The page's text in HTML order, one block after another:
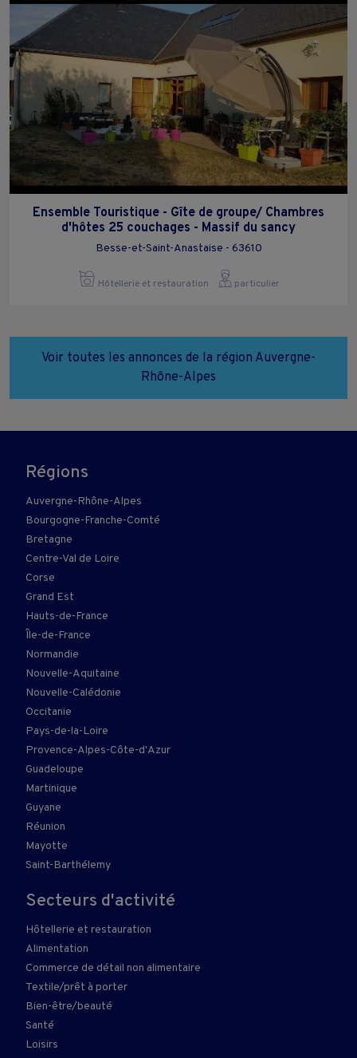
Ensemble Touristique - Gîte de groupe/ Chambres
d'hôtes 25 couchages - Massif du sancy
Besse-et-Saint-Anastaise - 63610
Hôtellerie et restauration particulier
Voir toutes les annonces de la région Auvergne-
Rhône-Alpes
Régions
Auvergne-Rhône-Alpes
Bourgogne-Franche-Comté
Bretagne
Centre-Val de Loire
Corse
Grand Est
Hauts-de-France
Île-de-France
Normandie
Nouvelle-Aquitaine
Nouvelle-Calédonie
Occitanie
Pays-de-la-Loire
Provence-Alpes-Côte-d'Azur
Guadeloupe
Martinique
Guyane
Réunion
Mayotte
Saint-Barthélemy
Secteurs d'activité
Hôtellerie et restauration
Alimentation
Commerce de détail non alimentaire
Textile/prêt à porter
Bien-être/beauté
Santé
Loisirs